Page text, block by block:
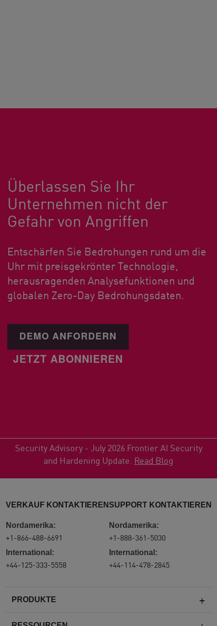
Überlassen Sie Ihr
Unternehmen nicht der
Gefahr von Angriffen
Entschärfen Sie Bedrohungen rund um die
Uhr mit preisgekrönter Technologie,
herausragenden Analysefunktionen und
globalen Zero-Day Bedrohungsdaten.
DEMO ANFORDERN
JETZT ABONNIEREN
Security Advisory - July 2026 Frontier AI Security
and Hardening Update. Read Blog
PRODUKTE
VERKAUF KONTAKTIEREN
Nordamerika:
+1-866-488-6691
International:
+44-125-333-5558
SUPPORT KONTAKTIEREN
Nordamerika:
+1-888-361-5030
International:
+44-114-478-2845